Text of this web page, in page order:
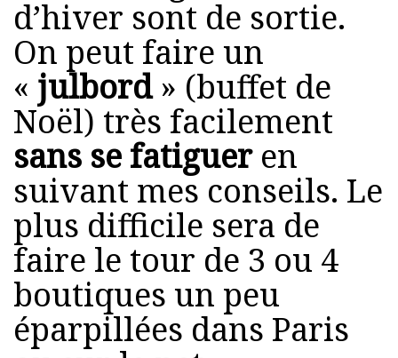
d’hiver sont de sortie.
On peut faire un
« julbord» (buffet de
Noël) très facilement
sans se fatigueren
suivant mes conseils. Le
plus difficile sera de
faire le tour de 3 ou 4
boutiques un peu
éparpillées dans Paris